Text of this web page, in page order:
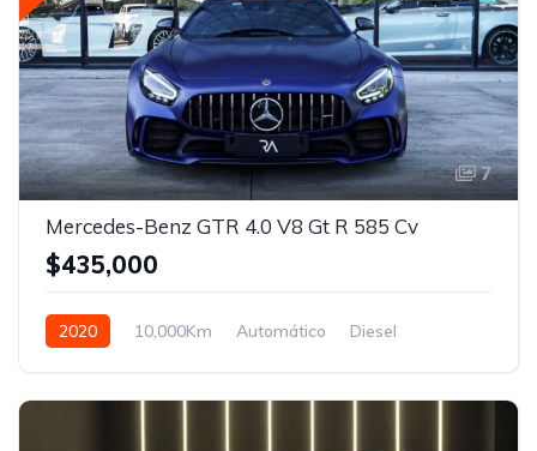
7
Mercedes-Benz GTR 4.0 V8 Gt R 585 Cv
$435,000
2020 10,000Km Automático
Diesel